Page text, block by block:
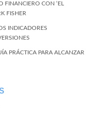
FINANCIERO CON ‘EL
FISHER
INDICADORES
PRÁCTICA PARA ALCANZAR